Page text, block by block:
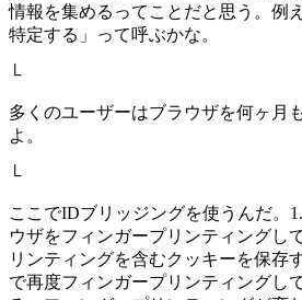
情報を集めるってことだと思う。例
特定する」って呼ぶかな。
└
多くのユーザーはブラウザを何ヶ月
よ。
└
ここでIDブリッジングを使うんだ。
ウザをフィンガープリンティングし
リンティングを含むクッキーを保存
で再度フィンガープリンティングし